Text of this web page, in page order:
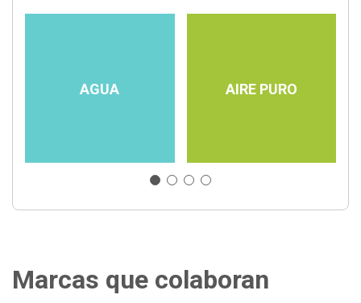
AGUA AIRE PURO
Marcas que colaboran